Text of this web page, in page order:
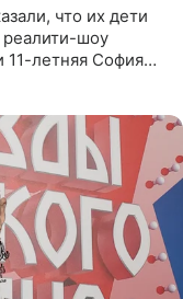
что их дети
реалити-шоу
11-летняя София